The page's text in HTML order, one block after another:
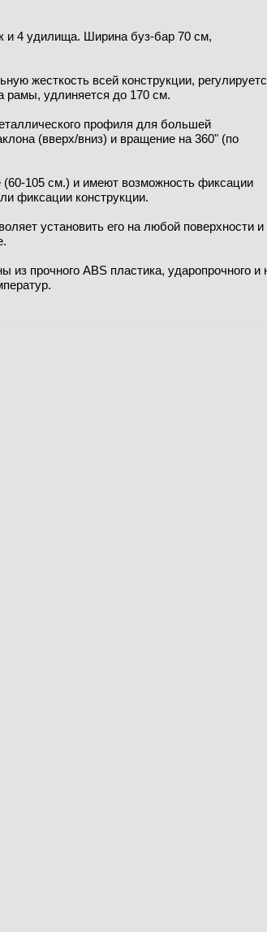
и 4 удилища. Ширина буз-бар 70 см,
жесткость всей конструкции,
рамы, удлиняется до 170 см.
профиля для большей
(вверх/вниз) и вращение на 360" (по
(60-105 см.) и имеют возможность фиксации
фиксации конструкции.
установить его на любой поверхности и
из прочного ABS пластика, ударопрочного и